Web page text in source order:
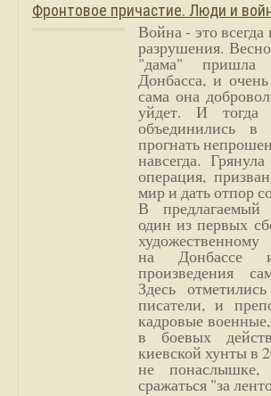
Фронтовое причастие. Люди и
Война - это
разрушения.
"дама"
Донбасса, и
сама она
уйдет. И тогда
объединились
прогнать
навсегда.
операция,
мир и дать отпор
В предлагаемый
один из первых
на Донбассе
произведения
Здесь
писатели, и
кадровые
в боевых
киевской хунты в
не
сражаться "за